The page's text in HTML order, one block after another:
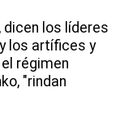
los líderes
los artífices y
régimen
"rindan